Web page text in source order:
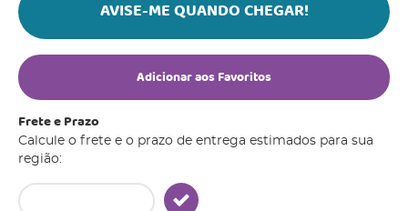
AVISE-ME QUANDO CHEGAR!
Adicionar aos Favoritos
Frete e Prazo
Calcule o frete e o prazo de entrega estimados para sua
região: